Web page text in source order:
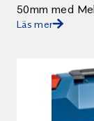
50mm med
kapning av
Läs mer